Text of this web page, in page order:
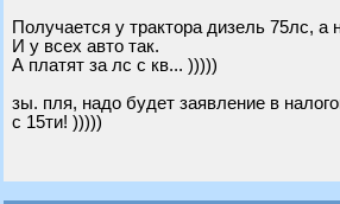
Получается у трактора дизель 75лс,
И у всех авто так.
А платят за лс с кв... )))))
зы. пля, надо будет заявление в
с 15ти! )))))